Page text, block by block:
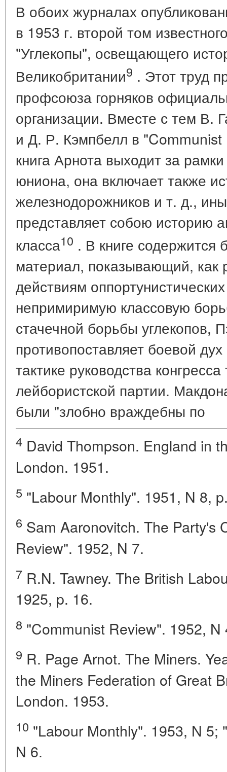
В обоих журналах
в 1953 г. второй том
"Углекопы", освещающего
Великобритании9 . Этот труд
профсоюза горняков
организации. Вместе с тем В.
и Д. Р. Кэмпбелл в
книга Арнота выходит за
юниона, она включает также
железнодорожников и т. д.,
представляет собою историю
класса10 . В книге содержится
материал, показывающий, как
действиям
непримиримую классовую
стачечной борьбы углекопов,
противопоставляет боевой
тактике руководства
лейбористской партии.
были "злобно враждебны по
4 David Thompson. England in
London. 1951.
5 "Labour Monthly". 1951, N 8,
6 Sam Aaronovitch. The Party's
Review". 1952, N 7.
7 R.N. Tawney. The British
1925, p. 16.
8 "Communist Review". 1952, N
9 R. Page Arnot. The Miners.
the Miners Federation of Great
London. 1953.
10 "Labour Monthly". 1953, N 5;
N 6.